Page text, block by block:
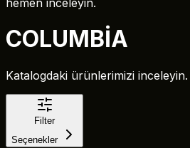
hemen inceleyin.
COLUMBİA
Katalogdaki ürünlerimizi inceleyin.
Filter
Seçenekler